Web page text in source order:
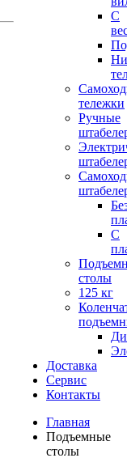
С
тележки
Ручные
С
столы
125 кг
Доставка
Сервис
Контакты
Главная
Подъемные
столы